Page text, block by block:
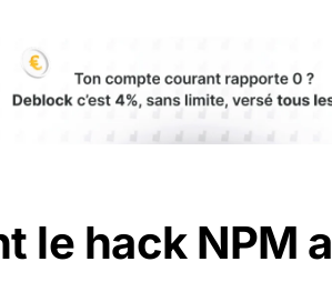
le hack NPM